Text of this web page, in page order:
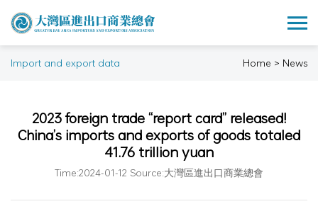
Import and export data Home > News
2023 foreign trade “report card” released!
China’s imports and exports of goods totaled
41.76 trillion yuan
Time:2024-01-12 Source:大灣區進出口商業總會